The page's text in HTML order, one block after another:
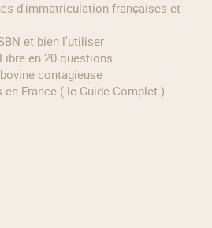
et bien l'utiliser
en 20 questions
contagieuse
en France ( le Guide Complet )